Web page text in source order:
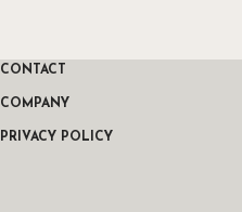
CONTACT
COMPANY
PRIVACY POLICY